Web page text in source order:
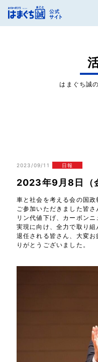
はまぐち誠
2023/09/11 日報
2023年9月8日（
車と社会を考える会の国政
ご参加いただきました皆
リン代値下げ、カーボン
実現に向け、全力で取り
退任される皆さん、大変
りがとうございました。